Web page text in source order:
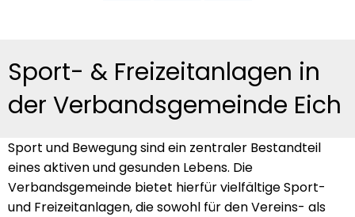
Sport-
&
Freizeitanlagen
Sport- & Freizeitanlagen in
der Verbandsgemeinde Eich
Sport und Bewegung sind ein zentraler Bestandteil
eines aktiven und gesunden Lebens. Die
Verbandsgemeinde bietet hierfür vielfältige Sport-
und Freizeitanlagen, die sowohl für den Vereins- als